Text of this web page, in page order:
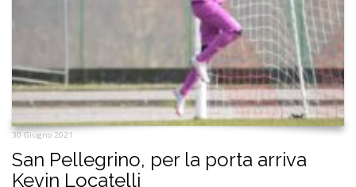
30 Giugno 2021
San Pellegrino, per la porta arriva
Kevin Locatelli